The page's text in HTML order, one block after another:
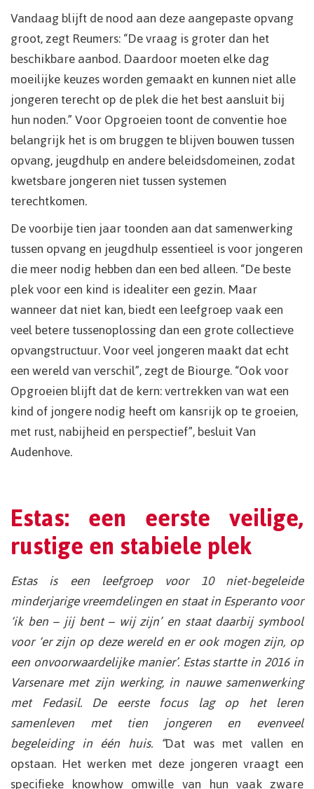
Vandaag blijft de nood aan deze aangepaste opvang
groot, zegt Reumers: “De vraag is groter dan het
beschikbare aanbod. Daardoor moeten elke dag
moeilijke keuzes worden gemaakt en kunnen niet alle
jongeren terecht op de plek die het best aansluit bij
hun noden.” Voor Opgroeien toont de conventie hoe
belangrijk het is om bruggen te blijven bouwen tussen
opvang, jeugdhulp en andere beleidsdomeinen, zodat
kwetsbare jongeren niet tussen systemen
terechtkomen.
De voorbije tien jaar toonden aan dat samenwerking
tussen opvang en jeugdhulp essentieel is voor jongeren
die meer nodig hebben dan een bed alleen. “De beste
plek voor een kind is idealiter een gezin. Maar
wanneer dat niet kan, biedt een leefgroep vaak een
veel betere tussenoplossing dan een grote collectieve
opvangstructuur. Voor veel jongeren maakt dat echt
een wereld van verschil”, zegt de Biourge. “Ook voor
Opgroeien blijft dat de kern: vertrekken van wat een
kind of jongere nodig heeft om kansrijk op te groeien,
met rust, nabijheid en perspectief”, besluit Van
Audenhove.
Estas: een eerste veilige,
rustige en stabiele plek
Estas is een leefgroep voor 10 niet-begeleide
minderjarige vreemdelingen en staat in Esperanto voor
‘ik ben – jij bent – wij zijn’ en staat daarbij symbool
voor ‘er zijn op deze wereld en er ook mogen zijn, op
een onvoorwaardelijke manier’. Estas startte in 2016 in
Varsenare met zijn werking, in nauwe samenwerking
met Fedasil. De eerste focus lag op het leren
samenleven met tien jongeren en evenveel
begeleiding in één huis. “Dat was met vallen en
opstaan. Het werken met deze jongeren vraagt een
specifieke knowhow omwille van hun vaak zware